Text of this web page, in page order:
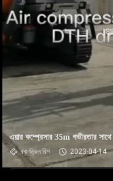
এয়ার কম্প্রেসার 35m গভীরতার
রক ড্রিল রিগ 2023-04-14